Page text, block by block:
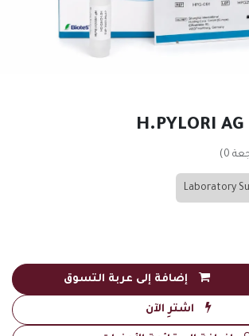
H.PYLORI
0)
Laboratory
إضافة إلى عربة التسوق
اشترِ الآن